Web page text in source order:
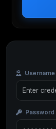
Username
Password